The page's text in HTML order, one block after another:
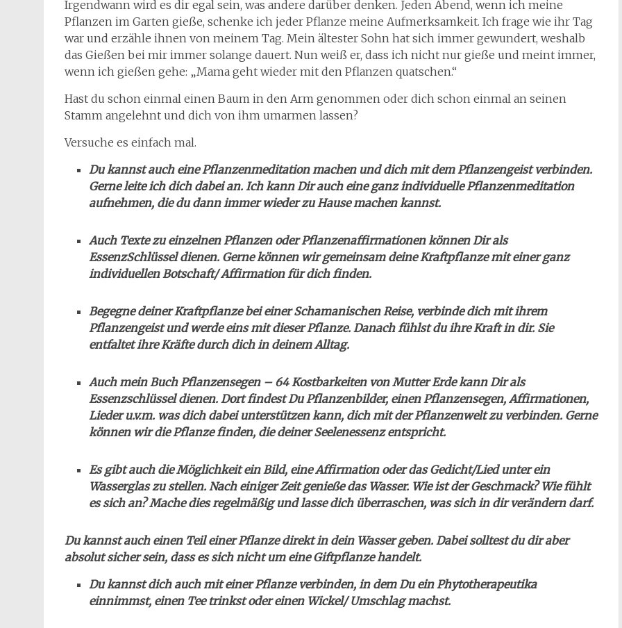
Irgendwann wird es dir egal sein, was andere darüber denken. Jeden Abend, wenn ich meine
Pflanzen im Garten gieße, schenke ich jeder Pflanze meine Aufmerksamkeit. Ich frage wie ihr Tag
war und erzähle ihnen von meinem Tag. Mein ältester Sohn hat sich immer gewundert, weshalb
das Gießen bei mir immer solange dauert. Nun weiß er, dass ich nicht nur gieße und meint immer,
wenn ich gießen gehe: „Mama geht wieder mit den Pflanzen quatschen.“
Hast du schon einmal einen Baum in den Arm genommen oder dich schon einmal an seinen
Stamm angelehnt und dich von ihm umarmen lassen?
Versuche es einfach mal.
Du kannst auch eine Pflanzenmeditation machen und dich mit dem Pflanzengeist verbinden.
Gerne leite ich dich dabei an. Ich kann Dir auch eine ganz individuelle Pflanzenmeditation
aufnehmen, die du dann immer wieder zu Hause machen kannst.
Auch Texte zu einzelnen Pflanzen oder Pflanzenaffirmationen können Dir als
EssenzSchlüssel dienen. Gerne können wir gemeinsam deine Kraftpflanze mit einer ganz
individuellen Botschaft/ Affirmation für dich finden.
Begegne deiner Kraftpflanze bei einer Schamanischen Reise, verbinde dich mit ihrem
Pflanzengeist und werde eins mit dieser Pflanze. Danach fühlst du ihre Kraft in dir. Sie
entfaltet ihre Kräfte durch dich in deinem Alltag.
Auch mein Buch Pflanzensegen – 64 Kostbarkeiten von Mutter Erde kann Dir als
Essenzschlüssel dienen. Dort findest Du Pflanzenbilder, einen Pflanzensegen, Affirmationen,
Lieder u.v.m. was dich dabei unterstützen kann, dich mit der Pflanzenwelt zu verbinden. Gerne
können wir die Pflanze finden, die deiner Seelenessenz entspricht.
Es gibt auch die Möglichkeit ein Bild, eine Affirmation oder das Gedicht/Lied unter ein
Wasserglas zu stellen. Nach einiger Zeit genieße das Wasser. Wie ist der Geschmack? Wie fühlt
es sich an? Mache dies regelmäßig und lasse dich überraschen, was sich in dir verändern darf.
Du kannst auch einen Teil einer Pflanze direkt in dein Wasser geben. Dabei solltest du dir aber
absolut sicher sein, dass es sich nicht um eine Giftpflanze handelt.
Du kannst dich auch mit einer Pflanze verbinden, in dem Du ein Phytotherapeutika
einnimmst, einen Tee trinkst oder einen Wickel/ Umschlag machst.